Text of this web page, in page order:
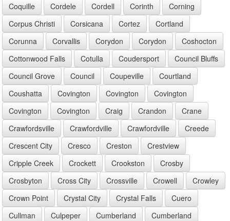
Coquille
Cordele Cordell Corinth
Corning
Corpus Christi
Corsicana Cortez
Cortland
Corunna
Corvallis Corydon Corydon
Coshocton
Cottonwood Falls
Cotulla Coudersport
Council Bluffs
Council Grove
Council Coupeville
Courtland
Coushatta
Covington Covington
Covington
Covington
Covington Craig Crandon
Crane
Crawfordsville
Crawfordville Crawfordville
Creede
Crescent City
Cresco Creston
Crestview
Cripple Creek
Crockett Crookston
Crosby
Crosbyton
Cross City Crossville Crowell
Crowley
Crown Point
Crystal City Crystal Falls
Cuero
Cullman
Culpeper Cumberland
Cumberland